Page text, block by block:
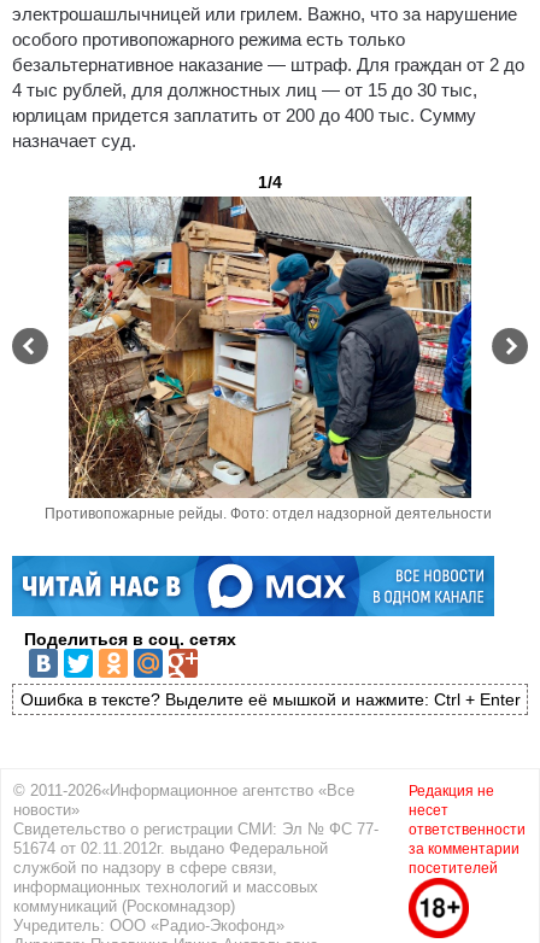
электрошашлычницей или грилем. Важно, что за нарушение
особого противопожарного режима есть только
безальтернативное наказание — штраф. Для граждан от 2 до
4 тыс рублей, для должностных лиц — от 15 до 30 тыс,
юрлицам придется заплатить от 200 до 400 тыс. Сумму
назначает суд.
1/4
Противопожарные рейды. Фото: отдел надзорной деятельности
Поделиться в соц. сетях
Ошибка в тексте? Выделите её мышкой и нажмите: Ctrl + Enter
© 2011-2026«Информационное агентство «Все
новости»
Свидетельство о регистрации СМИ: Эл № ФС 77-
51674 от 02.11.2012г. выдано Федеральной
службой по надзору в сфере связи,
информационных технологий и массовых
коммуникаций (Роскомнадзор)
Учредитель: ООО «Радио-Экофонд»
Редакция не
несет
ответственности
за комментарии
посетителей